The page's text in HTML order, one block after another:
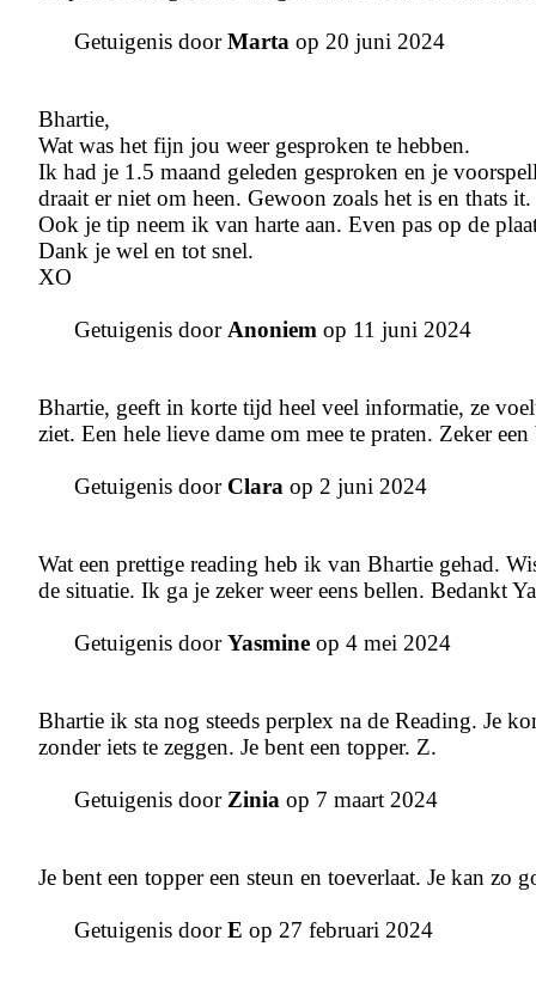
Getuigenis doorMarta op 20 juni 2024
Bhartie,
Wat was het fijn jou weer gesproken te hebben.
Ik had je 1.5 maand geleden gesproken en je
draait er niet om heen. Gewoon zoals het is en thats it.
Ook je tip neem ik van harte aan. Even pas op de
Dank je wel en tot snel.
XO
Getuigenis doorAnoniem op 11 juni 2024
Bhartie, geeft in korte tijd heel veel informatie, ze
ziet. Een hele lieve dame om mee te praten. Zeker
Getuigenis door Clara op 2 juni 2024
Wat een prettige reading heb ik van Bhartie gehad.
de situatie. Ik ga je zeker weer eens bellen. Bedankt
Getuigenis doorYasmine op 4 mei 2024
Bhartie ik sta nog steeds perplex na de Reading. Je
zonder iets te zeggen. Je bent een topper. Z.
Getuigenis doorZinia op 7 maart 2024
Je bent een topper een steun en toeverlaat. Je kan zo
Getuigenis doorE op 27 februari 2024